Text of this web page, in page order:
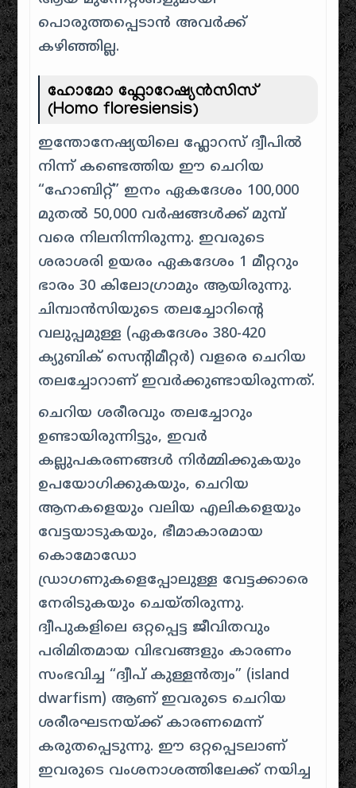
പൊരുത്തപ്പെടാൻ അവർക്ക്
കഴിഞ്ഞില്ല.
ഹോമോ ഫ്ലോറേഷ്യൻസിസ്
(Homo floresiensis)
ഇന്തോനേഷ്യയിലെ ഫ്ലോറസ് ദ്വീപിൽ
നിന്ന് കണ്ടെത്തിയ ഈ ചെറിയ
“ഹോബിറ്റ്” ഇനം ഏകദേശം 100,000
മുതൽ 50,000 വർഷങ്ങൾക്ക് മുമ്പ്
വരെ നിലനിന്നിരുന്നു. ഇവരുടെ
ശരാശരി ഉയരം ഏകദേശം 1 മീറ്ററും
ഭാരം 30 കിലോഗ്രാമും ആയിരുന്നു.
ചിമ്പാൻസിയുടെ തലച്ചോറിന്റെ
വലുപ്പമുള്ള (ഏകദേശം 380-420
ക്യുബിക് സെന്റിമീറ്റർ) വളരെ ചെറിയ
തലച്ചോറാണ് ഇവർക്കുണ്ടായിരുന്നത്.
ചെറിയ ശരീരവും തലച്ചോറും
ഉണ്ടായിരുന്നിട്ടും, ഇവർ
കല്ലുപകരണങ്ങൾ നിർമ്മിക്കുകയും
ഉപയോഗിക്കുകയും, ചെറിയ
ആനകളെയും വലിയ എലികളെയും
വേട്ടയാടുകയും, ഭീമാകാരമായ
കൊമോഡോ
ഡ്രാഗണുകളെപ്പോലുള്ള വേട്ടക്കാരെ
നേരിടുകയും ചെയ്തിരുന്നു.
ദ്വീപുകളിലെ ഒറ്റപ്പെട്ട ജീവിതവും
പരിമിതമായ വിഭവങ്ങളും കാരണം
സംഭവിച്ച “ദ്വീപ് കുള്ളൻത്വം” (island
dwarfism) ആണ് ഇവരുടെ ചെറിയ
ശരീരഘടനയ്ക്ക് കാരണമെന്ന്
കരുതപ്പെടുന്നു. ഈ ഒറ്റപ്പെടലാണ്
ഇവരുടെ വംശനാശത്തിലേക്ക് നയിച്ച